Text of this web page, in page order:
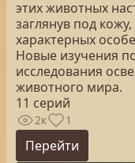
этих животных
заглянув под
характерных
Новые изучения
исследования
животного мира.
11 серий
2к 1
Перейти